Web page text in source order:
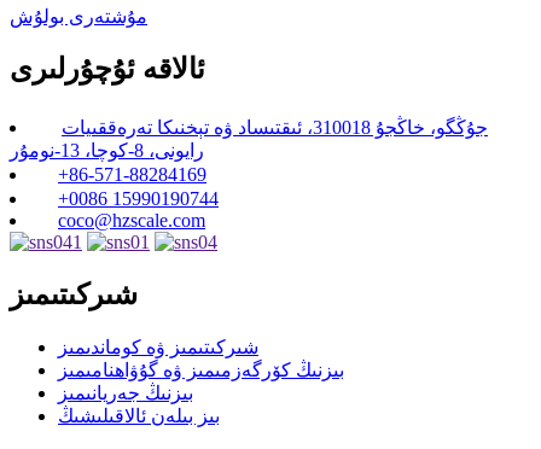
مۇشتەرى بولۇش
ئالاقە ئۇچۇرلىرى
جۇڭگو، خاڭجۇ 310018، ئىقتىساد ۋە تېخنىكا تەرەققىيات
رايونى، 8-كوچا، 13-نومۇر
+86-571-88284169
+0086 15990190744
coco@hzscale.com
شىركىتىمىز
شىركىتىمىز ۋە كوماندىمىز
بىزنىڭ كۆرگەزمىمىز ۋە گۇۋاھنامىمىز
بىزنىڭ جەريانىمىز
بىز بىلەن ئالاقىلىشىڭ